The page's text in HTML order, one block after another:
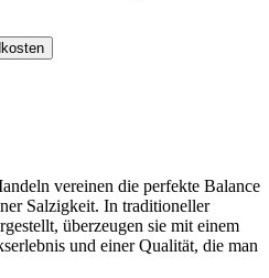
vereinen die perfekte Balance
Salzigkeit. In traditioneller
überzeugen sie mit einem
und einer Qualität, die man